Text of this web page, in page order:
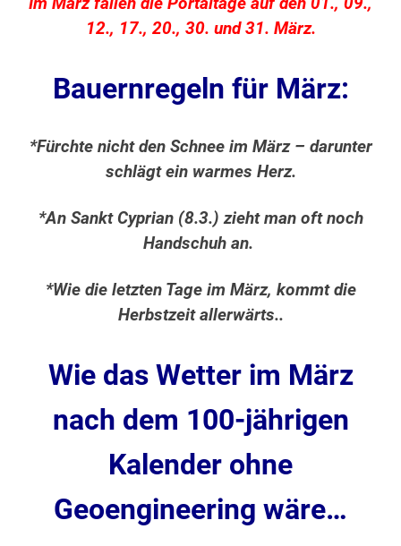
12., 17., 20., 30. und 31. März.
Bauernregeln für März:
*Fürchte nicht den Schnee im März – darunter
schlägt ein warmes Herz.
*An Sankt Cyprian (8.3.) zieht man oft noch
Handschuh an.
*Wie die letzten Tage im März, kommt die
Herbstzeit allerwärts..
Wie das Wetter im März
nach dem 100-jährigen
Kalender ohne
Geoengineering wäre…